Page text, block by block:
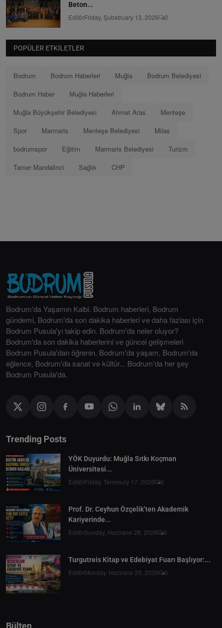
Beton...
EditörFriday, Şubatruary 13, 2026 0
POPÜLER ETKILETLER
Bodrum Bodrum Haberleri Muğla
Bodrum Belediyesi
Bodrum Haber
Muğla Haberleri
Muğla Büyükşehir Belediyesi
Ahmet Aras
Menteşe
Spor
Marmaris Menteşe Belediyesi
Milas
bodrumspor
Eğitim Marmaris Belediyesi
Turizm
Tamer Mandalinci
Sağlık CHP
Bodrum'da Yaşamın Kalbi. Bodrum haberleri, Bodrum
gündemi, Bodrum'da son dakika haberleri ve daha fazlası için
Bodrum Pusula'yı takip edin. Bodrum'da neler oluyor?
Bodrum'da son dakika haberlerini ve güncel gelişmeleri
Bodrum Pusula'dan öğrenin. Bodrum'da yaşam, Bodrum'da
eğlence, Bodrum'da sanat ve kültür... Bodrum'da her şey
Bodrum Pusula'da.
Trending Posts
YÖK Duyurdu: Muğla Sıtkı Koçman
Üniversitesi...
EditörFriday, Temmuzy 17, 2026 0
Prof. Dr. Ceyhun Özçelik’ten Akademik
Kariyerinde...
EditörSunday, Hazirane 28, 2026 0
Turgutreis Kitap ve Edebiyat Fuarı Başlıyor:...
EditörMonday, Hazirane 29, 2026 0